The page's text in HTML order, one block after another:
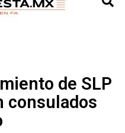
de SLP
consulados